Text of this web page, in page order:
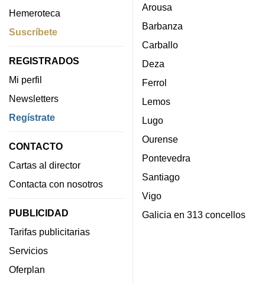
Hemeroteca
Suscríbete
REGISTRADOS
Mi perfil
Newsletters
Regístrate
CONTACTO
Cartas al director
Contacta con nosotros
PUBLICIDAD
Tarifas publicitarias
Servicios
Oferplan
Arousa
Barbanza
Carballo
Deza
Ferrol
Lemos
Lugo
Ourense
Pontevedra
Santiago
Vigo
Galicia en 313 concellos